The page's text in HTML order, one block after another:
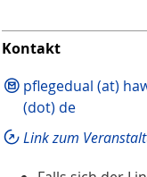
Kontakt
pflegedual (at)
(dot) de
Link zum